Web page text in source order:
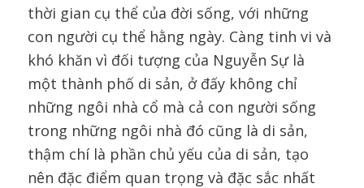
thời gian cụ thể của đời sống, với những
con người cụ thể hằng ngày. Càng tinh vi và
khó khăn vì đối tượng của Nguyễn Sự là
một thành phố di sản, ở đấy không chỉ
những ngôi nhà cổ mà cả con người sống
trong những ngôi nhà đó cũng là di sản,
thậm chí là phần chủ yếu của di sản, tạo
nên đặc điểm quan trọng và đặc sắc nhất